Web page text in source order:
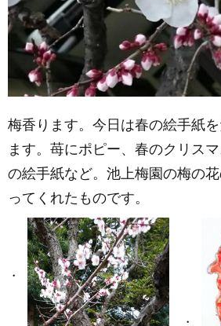
梅香ります。今日は春の絵手紙
ます。苺にポピー、春のクリス
の絵手紙など。池上梅園の梅の
ってくれたものです。